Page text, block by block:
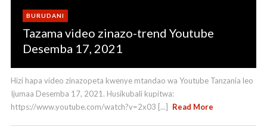
k
C
h
a
n
n
el
BURUDANI
Tazama video zinazo-trend Youtube
Desemba 17, 2021
Hizi hapa video zinazopeta kwenye mtandao wa Youtube Tanzania leo
Ijumaa Desemba 17, 2021. Husikubali kupitwa:
https://www.youtube.com/watch?v=2x03 [...]
Read More